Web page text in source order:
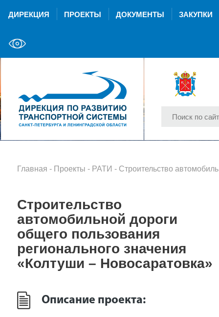
ДИРЕКЦИЯ ПРОЕКТЫ ДОКУМЕНТЫ ЗАКУПКИ
Главная - Проекты - РАТИ - Строительство автомобильной дороги общего пользования
Строительство
автомобильной дороги
общего пользования
регионального значения
«Колтуши – Новосаратовка»
Описание проекта: